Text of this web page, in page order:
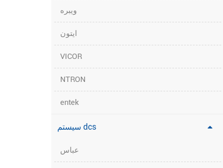
ویبره
ایتون
VICOR
NTRON
entek
سیستم dcs
عباس